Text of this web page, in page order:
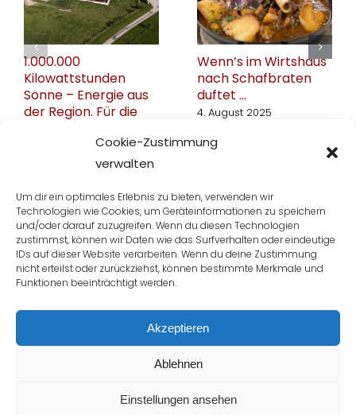
Cookie-Zustimmung
verwalten
Um dir ein optimales Erlebnis zu bieten, verwenden wir
Technologien wie Cookies, um Geräteinformationen zu speichern
und/oder darauf zuzugreifen. Wenn du diesen Technologien
zustimmst, können wir Daten wie das Surfverhalten oder eindeutige
IDs auf dieser Website verarbeiten. Wenn du deine Zustimmung
nicht erteilst oder zurückziehst, können bestimmte Merkmale und
Funktionen beeinträchtigt werden.
Akzeptieren
Ablehnen
Einstellungen ansehen
1.000.000
Kilowattstunden
Sonne – Energie aus
der Region. Für die
13. August 2025
Wenn’s im Wirtshaus
nach Schafbraten
duftet …
4. August 2025
Bis bald im Gastwirt!
Copyright 2020 Gastagwirt |